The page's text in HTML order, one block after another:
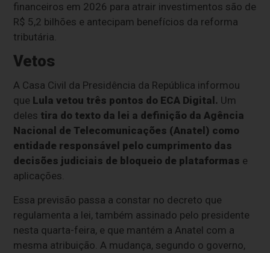
financeiros em 2026 para atrair investimentos são de
R$ 5,2 bilhões e antecipam benefícios da reforma
tributária.
Vetos
A Casa Civil da Presidência da República informou
que Lula vetou três pontos do ECA Digital. Um
deles tira do texto da lei a definição da Agência
Nacional de Telecomunicações (Anatel) como
entidade responsável pelo cumprimento das
decisões judiciais de bloqueio de plataformas e
aplicações.
Essa previsão passa a constar no decreto que
regulamenta a lei, também assinado pelo presidente
nesta quarta-feira, e que mantém a Anatel com a
mesma atribuição. A mudança, segundo o governo,